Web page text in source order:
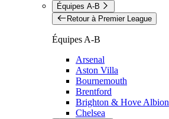
Équipes A-B
Retour à Premier League
Équipes A-B
Arsenal
Aston Villa
Bournemouth
Brentford
Brighton & Hove Albion
Chelsea